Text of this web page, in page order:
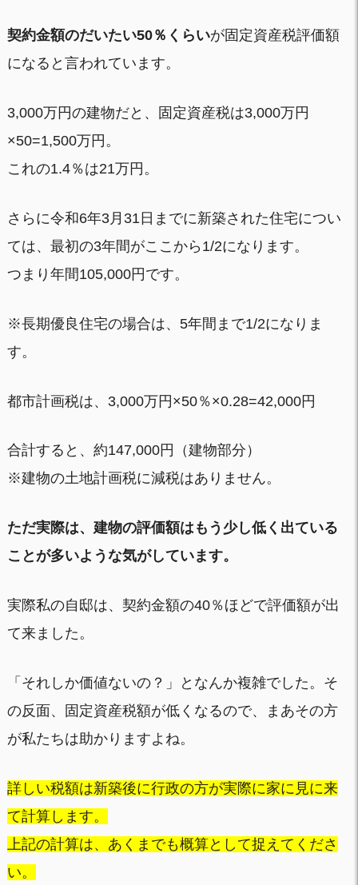
契約金額のだいたい50％くらいが固定資産税評価額
になると言われています。
3,000万円の建物だと、固定資産税は3,000万円
×50=1,500万円。
これの1.4％は21万円。
さらに令和6年3月31日までに新築された住宅につい
ては、最初の3年間がここから1/2になります。
つまり年間105,000円です。
※長期優良住宅の場合は、5年間まで1/2になりま
す。
都市計画税は、3,000万円×50％×0.28=42,000円
合計すると、約147,000円（建物部分）
※建物の土地計画税に減税はありません。
ただ実際は、建物の評価額はもう少し低く出ている
ことが多いような気がしています。
実際私の自邸は、契約金額の40％ほどで評価額が出
て来ました。
「それしか価値ないの？」となんか複雑でした。そ
の反面、固定資産税額が低くなるので、まあその方
が私たちは助かりますよね。
詳しい税額は新築後に行政の方が実際に家に見に来
て計算します。
上記の計算は、あくまでも概算として捉えてくださ
い。